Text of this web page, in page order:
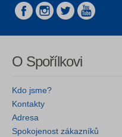
O Spořílkovi
Kdo jsme?
Kontakty
Adresa
Spokojenost zákazníků